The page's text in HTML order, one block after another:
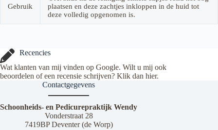
Gebruik
plaatsen en deze zachtjes inkloppen in de huid tot
deze volledig opgenomen is.
Recencies
Wat klanten van mij vinden op Google. Wilt u mij ook
beoordelen of een recensie schrijven? Klik dan hier.
Contactgegevens
Schoonheids- en Pedicurepraktijk Wendy
Vonderstraat 28
7419BP Deventer (de Worp)